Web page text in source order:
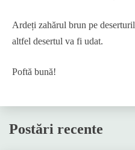
Ardeți zahărul brun pe
altfel desertul va fi udat.
Poftă bună!
Postări recente